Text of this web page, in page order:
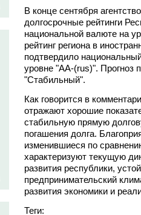
В конце сентября
долгосрочные рейтинги
национальной валюте на
рейтинг региона в
подтвердило
уровне "AA-(rus)". Прогноз
"Стабильный".
Как говорится в
отражают хорошие
стабильную прямую
погашения долга.
изменившиеся по
характеризуют текущую
развития республики,
предпринимательский
развития экономики и
Теги: